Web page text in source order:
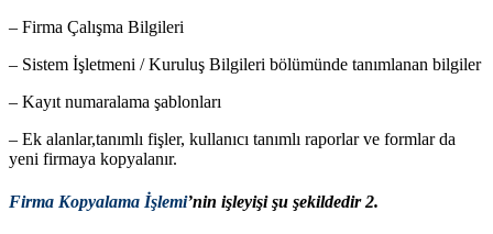
– Firma Çalışma Bilgileri
– Sistem İşletmeni / Kuruluş Bilgileri bölümünde tanımlanan bilgiler
– Kayıt numaralama şablonları
– Ek alanlar,tanımlı fişler, kullanıcı tanımlı raporlar ve formlar da
yeni firmaya kopyalanır.
Firma Kopyalama İşlemi’nin işleyişi şu şekildedir 2.